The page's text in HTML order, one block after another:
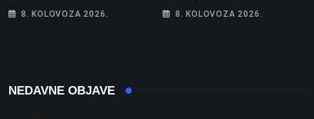
posebno na meti ovi
8. KOLOVOZA 2026.
im pojede gotovo 6 posto
8. KOLOVOZA 2026.
NEDAVNE OBJAVE